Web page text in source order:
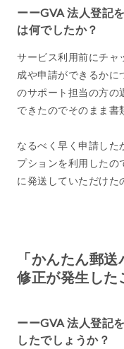
ーーGVA 法人登記
は何でしたか？
サービス利用前にチャ
成や申請ができるかに
のサポート担当の方の
できたのでそのまま書
なるべく早く申請した
プションを利用したの
に発送していただけた
「かんたん郵
修正が発生した
ーーGVA 法人登記
したでしょうか？